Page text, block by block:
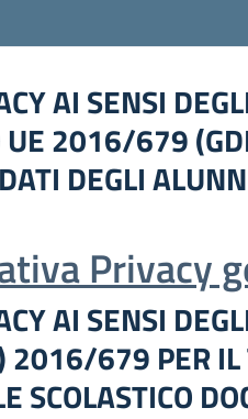
AI SENSI
UE 2016/679
DEGLI
Privacy
AI SENSI
2016/679 PER
SCOLASTICO